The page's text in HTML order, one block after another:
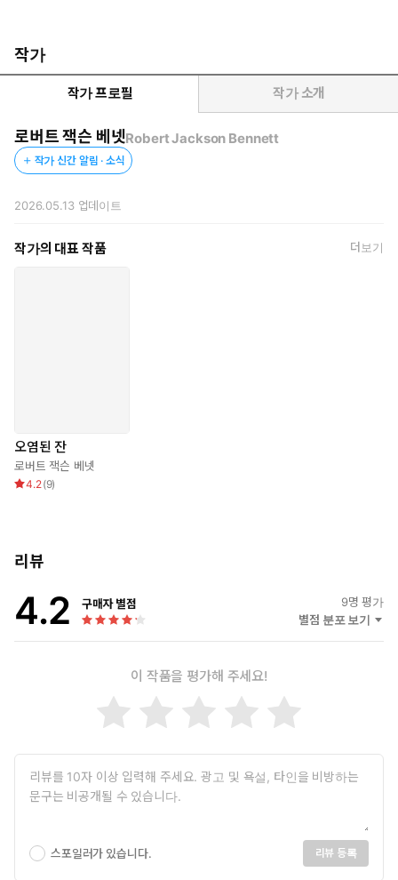
《뉴욕 타임스》, 《NPR》 등이 꼽은 올해의 책으로 선정되기도
했다. 로버트 잭슨 베넷은 휴고 상과 세계환상문학상, 셜리 잭슨
상, 에드거 상을 수상한 스타 작가로 이번 작품은 그의 국내 첫 출
“시작부터 끝까지 철저하게 만족스럽고 즐겁다.” ─ 《뉴욕 타임
스》
스트》
지를 넘기게 만드는 경이로운 소설이다. 강력하게 추천한다.”—
『오염된 잔』은 다양한 작품으로부터 영감을 받았는데, 그중 ‘초민
감자(HSP)’로서 밖으로 나서지 않고, 집 안에서도 눈을 가리고 생활
하는 은둔형 천재 탐정 캐릭터인 주인공 아나는 안락의자 탐정의 대
거대한 벽으로 둘러싸인 국가의 영토를 끊임없이 침공하려고 하는
추리 요소가 완벽하게 맞물리는 전개에 대해서는 「나이브스 아
웃」(T.J. 클룬, 『벼랑 위의 집』의 저자), 그리고 온갖 풀과 균류
가 신비롭게 자라며 생물을 변형시킨다는 설정은 「서던 리치」
(뉴욕 타임스)를 연상케 한다는 평을 받는 등 다종다양한 매체와
장르를 화학적으로 결합하며 독자에게 압도적인 재미를 선사한
『벼랑 위의 집』의 저자
“셜록 홈즈에 대한 베넷의 판타지적 재해석. 상상력 넘치는 세계
관 구축과 완벽한 속도감으로 독자들을 경이에 휩싸이게 만든
판타지의 세계관을 통해 투영한 국가의 본질과 파시즘,
작가
작가 프로필 작가 소개
로버트 잭슨 베넷Robert Jackson Bennett
작가 신간 알림 · 소식
2026.05.13업데이트
작가의 대표 작품 더보기
오염된 잔
로버트 잭슨 베넷
4.2(9)
리뷰
4.2 구매자 별점 9명 평가
별점 분포 보기
이 작품을 평가해 주세요!
스포일러가 있습니다. 리뷰 등록